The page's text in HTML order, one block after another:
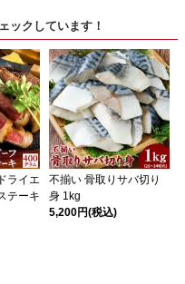
ックしています！
ライエ
テーキ
不揃い 骨取りサバ切り
身 1kg
5,200円(税込)